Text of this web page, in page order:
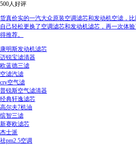
500人好评
货真价实的一汽大众原装空调滤芯和发动机空滤，比
自己轻松更换了空调滤芯和发动机滤芯，再一次体
得推荐。
康明斯发动机滤芯
迈锐宝滤清器
欧蓝德三滤
空滤汽滤
crv空气滤
普锐斯空气滤清器
经典轩逸滤芯
高尔夫7机油
缤智三滤
新赛欧滤芯
杰士派
祛pm2.5空调